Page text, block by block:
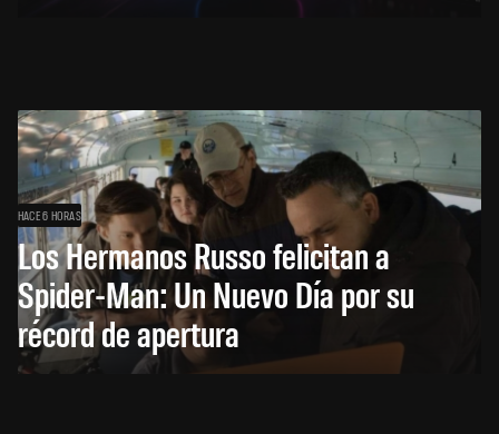
HACE 6 HORAS
Los Hermanos Russo felicitan a
Spider-Man: Un Nuevo Día por su
récord de apertura